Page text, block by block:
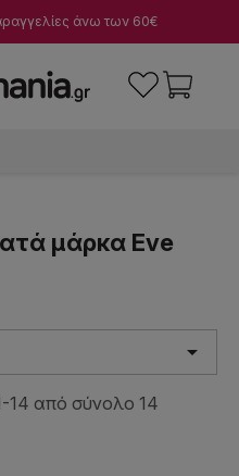
άνω των 60€
μάρκα Eve

14 από σύνολο 14